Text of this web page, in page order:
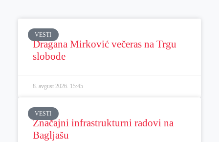
VESTI
Dragana Mirković večeras na Trgu
slobode
8. avgust 2026. 15:45
VESTI
Značajni infrastrukturni radovi na
Bagljašu